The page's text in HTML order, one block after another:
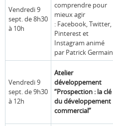
Vendredi 9
sept. de 8h30
à 10h
comprendre pour
mieux agir
: Facebook, Twitter,
Pinterest et
Instagram animé
par Patrick Germain
Vendredi 9
sept. de 9h30
à 12h
Atelier
développement
“Prospection : la clé
du développement
commercial”